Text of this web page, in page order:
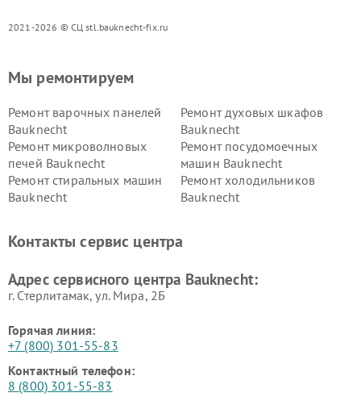
2021-2026 © СЦ stl.bauknecht-fix.ru
Мы ремонтируем
Ремонт варочных панелей
Bauknecht
Ремонт духовых шкафов
Bauknecht
Ремонт микроволновых
печей Bauknecht
Ремонт посудомоечных
машин Bauknecht
Ремонт стиральных машин
Bauknecht
Ремонт холодильников
Bauknecht
Контакты сервис центра
Адрес сервисного центра Bauknecht:
г. Стерлитамак, ул. Мира, 2Б
Горячая линия:
+7 (800) 301-55-83
Контактный телефон:
8 (800) 301-55-83